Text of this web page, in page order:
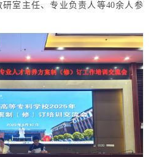
室主任、专业负责人等40余人参